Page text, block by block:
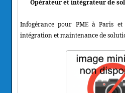
Opérateur et intégrateur de
Infogérance pour PME à Paris
intégration et maintenance de